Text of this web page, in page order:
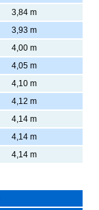
3,84 m
3,93 m
4,00 m
4,05 m
4,10 m
4,12 m
4,14 m
4,14 m
4,14 m